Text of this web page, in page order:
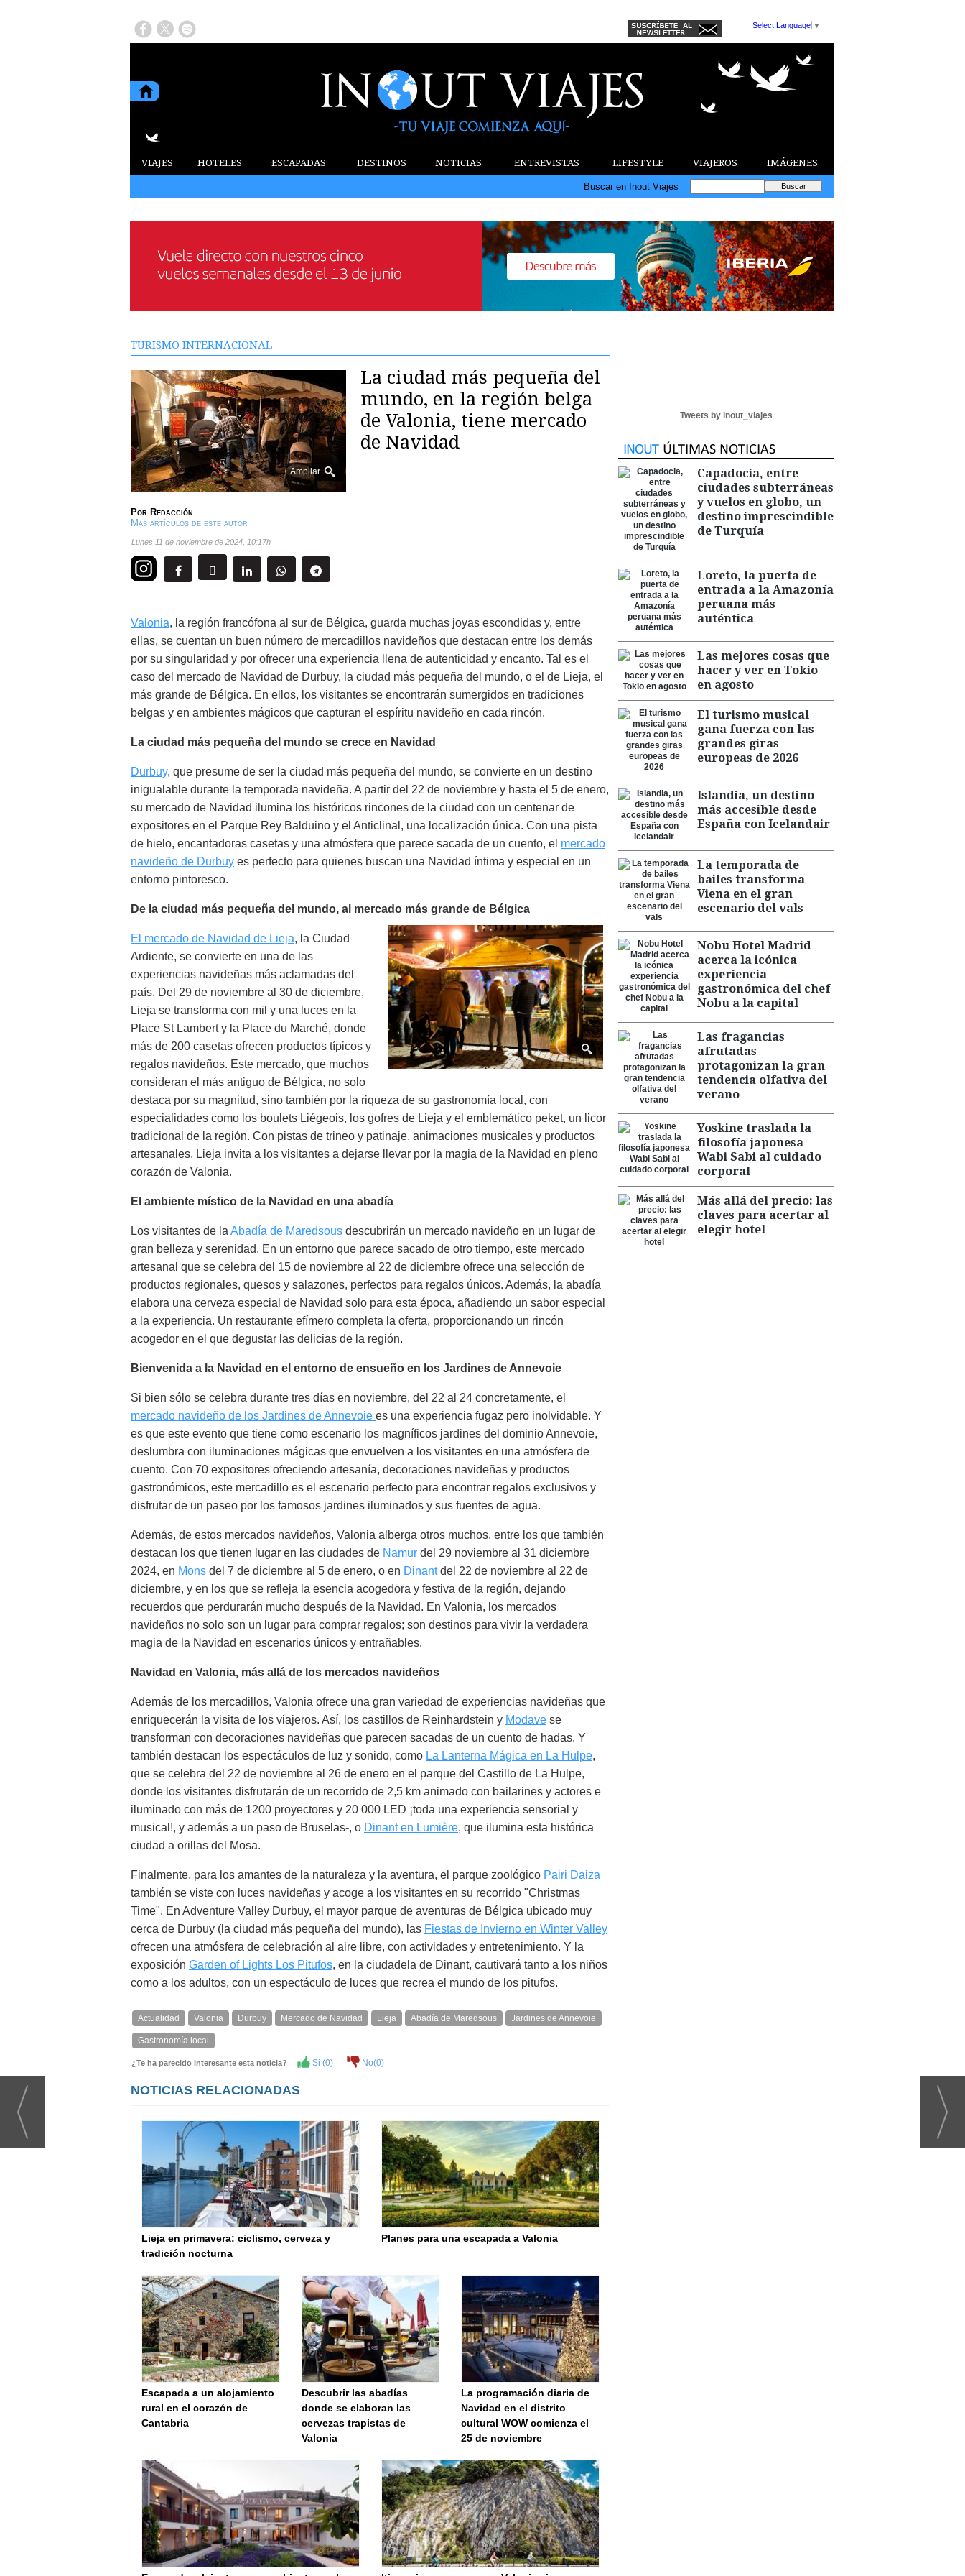
Select Language ▼
VIAJES HOTELES ESCAPADAS DESTINOS NOTICIAS ENTREVISTAS LIFESTYLE VIAJEROS IMÁGENES
Buscar en Inout Viajes
TURISMO INTERNACIONAL
Ampliar
La ciudad más pequeña del
mundo, en la región belga
de Valonia, tiene mercado
de Navidad
Por Redacción
Más artículos de este autor
lunes 11 de noviembre de 2024 10:17h
Valonia, la región francófona al sur de Bélgica, guarda muchas joyas escondidas y, entre
ellas, se cuentan un buen número de mercadillos navideños que destacan entre los demás
por su singularidad y por ofrecer una experiencia llena de autenticidad y encanto. Tal es el
caso del mercado de Navidad de Durbuy, la ciudad más pequeña del mundo, o el de Lieja, el
más grande de Bélgica. En ellos, los visitantes se encontrarán sumergidos en tradiciones
belgas y en ambientes mágicos que capturan el espíritu navideño en cada rincón.
La ciudad más pequeña del mundo se crece en Navidad
Durbuy, que presume de ser la ciudad más pequeña del mundo, se convierte en un destino
inigualable durante la temporada navideña. A partir del 22 de noviembre y hasta el 5 de enero,
su mercado de Navidad ilumina los históricos rincones de la ciudad con un centenar de
expositores en el Parque Rey Balduino y el Anticlinal, una localización única. Con una pista
de hielo, encantadoras casetas y una atmósfera que parece sacada de un cuento, el mercado
navideño de Durbuy es perfecto para quienes buscan una Navidad íntima y especial en un
entorno pintoresco.
De la ciudad más pequeña del mundo, al mercado más grande de Bélgica
El mercado de Navidad de Lieja, la Ciudad
Ardiente, se convierte en una de las
experiencias navideñas más aclamadas del
país. Del 29 de noviembre al 30 de diciembre,
Lieja se transforma con mil y una luces en la
Place St Lambert y la Place du Marché, donde
más de 200 casetas ofrecen productos típicos y
regalos navideños. Este mercado, que muchos
consideran el más antiguo de Bélgica, no solo
destaca por su magnitud, sino también por la riqueza de su gastronomía local, con
especialidades como los boulets Liégeois, los gofres de Lieja y el emblemático peket, un licor
tradicional de la región. Con pistas de trineo y patinaje, animaciones musicales y productos
artesanales, Lieja invita a los visitantes a dejarse llevar por la magia de la Navidad en pleno
corazón de Valonia.
El ambiente místico de la Navidad en una abadía
Los visitantes de la Abadía de Maredsous descubrirán un mercado navideño en un lugar de
gran belleza y serenidad. En un entorno que parece sacado de otro tiempo, este mercado
artesanal que se celebra del 15 de noviembre al 22 de diciembre ofrece una selección de
productos regionales, quesos y salazones, perfectos para regalos únicos. Además, la abadía
elabora una cerveza especial de Navidad solo para esta época, añadiendo un sabor especial
a la experiencia. Un restaurante efímero completa la oferta, proporcionando un rincón
acogedor en el que degustar las delicias de la región.
Bienvenida a la Navidad en el entorno de ensueño en los Jardines de Annevoie
Si bien sólo se celebra durante tres días en noviembre, del 22 al 24 concretamente, el
mercado navideño de los Jardines de Annevoie es una experiencia fugaz pero inolvidable. Y
es que este evento que tiene como escenario los magníficos jardines del dominio Annevoie,
deslumbra con iluminaciones mágicas que envuelven a los visitantes en una atmósfera de
cuento. Con 70 expositores ofreciendo artesanía, decoraciones navideñas y productos
gastronómicos, este mercadillo es el escenario perfecto para encontrar regalos exclusivos y
disfrutar de un paseo por los famosos jardines iluminados y sus fuentes de agua.
Además, de estos mercados navideños, Valonia alberga otros muchos, entre los que también
destacan los que tienen lugar en las ciudades de Namur del 29 noviembre al 31 diciembre
2024, en Mons del 7 de diciembre al 5 de enero, o en Dinantdel 22 de noviembre al 22 de
diciembre, y en los que se refleja la esencia acogedora y festiva de la región, dejando
recuerdos que perdurarán mucho después de la Navidad. En Valonia, los mercados
navideños no solo son un lugar para comprar regalos; son destinos para vivir la verdadera
magia de la Navidad en escenarios únicos y entrañables.
Navidad en Valonia, más allá de los mercados navideños
Además de los mercadillos, Valonia ofrece una gran variedad de experiencias navideñas que
enriquecerán la visita de los viajeros. Así, los castillos de Reinhardstein y Modave se
transforman con decoraciones navideñas que parecen sacadas de un cuento de hadas. Y
también destacan los espectáculos de luz y sonido, como La Lanterna Mágica en La Hulpe,
que se celebra del 22 de noviembre al 26 de enero en el parque del Castillo de La Hulpe,
donde los visitantes disfrutarán de un recorrido de 2,5 km animado con bailarines y actores e
iluminado con más de 1200 proyectores y 20 000 LED ¡toda una experiencia sensorial y
musical!, y además a un paso de Bruselas-, o Dinant en Lumière, que ilumina esta histórica
ciudad a orillas del Mosa.
Finalmente, para los amantes de la naturaleza y la aventura, el parque zoológico Pairi Daiza
también se viste con luces navideñas y acoge a los visitantes en su recorrido "Christmas
Time". En Adventure Valley Durbuy, el mayor parque de aventuras de Bélgica ubicado muy
cerca de Durbuy (la ciudad más pequeña del mundo), las Fiestas de Invierno en Winter Valley
ofrecen una atmósfera de celebración al aire libre, con actividades y entretenimiento. Y la
exposición Garden of Lights Los Pitufos, en la ciudadela de Dinant, cautivará tanto a los niños
como a los adultos, con un espectáculo de luces que recrea el mundo de los pitufos.
Actualidad Valonia Durbuy Mercado de Navidad Lieja Abadía de Maredsous Jardines de Annevoie
Gastronomía local
¿Te ha parecido interesante esta noticia? Si (0) No(0)
NOTICIAS RELACIONADAS
Lieja en primavera: ciclismo, cerveza y
tradición nocturna
Planes para una escapada a Valonia
Escapada a un alojamiento
rural en el corazón de
Cantabria
Descubrir las abadías
donde se elaboran las
cervezas trapistas de
Valonia
La programación diaria de
Navidad en el distrito
cultural WOW comienza el
25 de noviembre
Tweets by inout_viajes
Capadocia, entre
ciudades subterráneas
y vuelos en globo, un
destino imprescindible
de Turquía
Loreto, la puerta de
entrada a la Amazonía
peruana más
auténtica
Las mejores cosas que
hacer y ver en Tokio
en agosto
El turismo musical
gana fuerza con las
grandes giras
europeas de 2026
Islandia, un destino
más accesible desde
España con Icelandair
La temporada de
bailes transforma
Viena en el gran
escenario del vals
Nobu Hotel Madrid
acerca la icónica
experiencia
gastronómica del chef
Nobu a la capital
Las fragancias
afrutadas
protagonizan la gran
tendencia olfativa del
verano
Yoskine traslada la
filosofía japonesa
Wabi Sabi al cuidado
corporal
Más allá del precio: las
claves para acertar al
elegir hotel